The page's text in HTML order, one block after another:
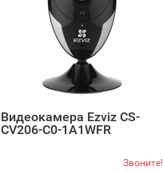
Видеокамера Ezviz CS-
CV206-C0-1A1WFR
Звоните!